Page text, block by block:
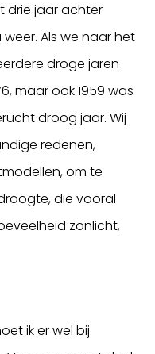
drie jaar achter
Als we naar het
droge jaren
maar ook 1959 was
droog jaar. Wij
redenen,
om te
die vooral
zonlicht,
ik er wel bij